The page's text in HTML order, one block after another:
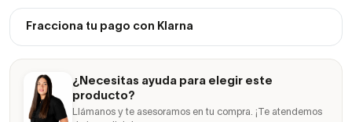
Fracciona tu pago con Klarna
¿Necesitas ayuda para elegir este
producto?
Llámanos y te asesoramos en tu compra. ¡Te atendemos